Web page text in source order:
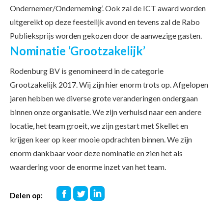
Ondernemer/Onderneming’. Ook zal de ICT award worden
uitgereikt op deze feestelijk avond en tevens zal de Rabo
Publieksprijs worden gekozen door de aanwezige gasten.
Nominatie ‘Grootzakelijk’
Rodenburg BV is genomineerd in de categorie
Grootzakelijk 2017. Wij zijn hier enorm trots op. Afgelopen
jaren hebben we diverse grote veranderingen ondergaan
binnen onze organisatie. We zijn verhuisd naar een andere
locatie, het team groeit, we zijn gestart met Skellet en
krijgen keer op keer mooie opdrachten binnen. We zijn
enorm dankbaar voor deze nominatie en zien het als
waardering voor de enorme inzet van het team.
Delen op:
Deel
Deel